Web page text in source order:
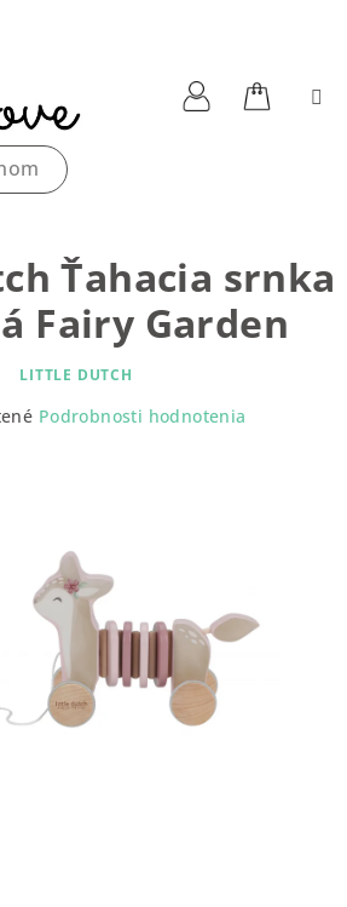
Ťahacia srnka
Fairy Garden
LITTLE DUTCH
Podrobnosti hodnotenia